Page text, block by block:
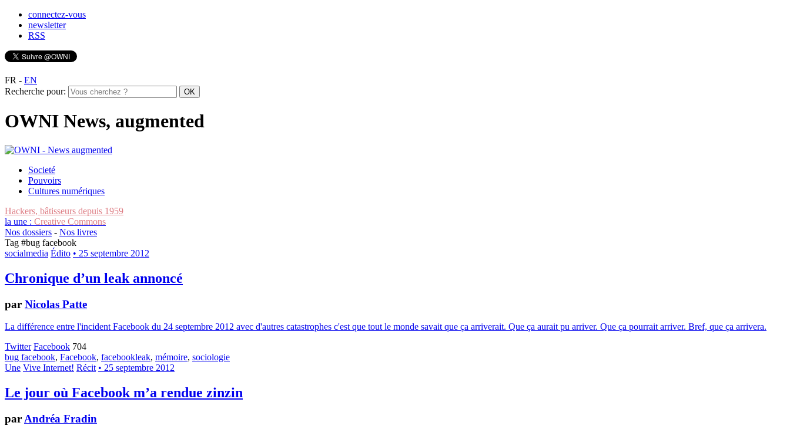
connectez-vous
newsletter
RSS
FR - EN
Recherche pour:
OWNI News, augmented
Societé
Pouvoirs
Cultures numériques
Hackers, bâtisseurs depuis 1959
la une : Creative Commons
Nos dossiers - Nos livres
Tag #bug facebook
socialmedia Édito • 25 septembre 2012
Chronique d’un leak annoncé
par Nicolas Patte
La différence entre l'incident Facebook du 24 septembre 2012 avec d'autres catastrophes c'est que tout le monde savait que ça arriverait. Que ça aurait pu arriver. Que ça pourrait arriver. Bref, que ça arrivera.
Twitter Facebook 704
bug facebook, Facebook, facebookleak, mémoire, sociologie
Une Vive Internet! Récit • 25 septembre 2012
Le jour où Facebook m’a rendue zinzin
parAndréa Fradin